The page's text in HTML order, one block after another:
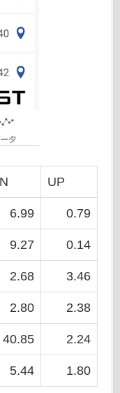
UP
6.99 0.79
9.27 0.14
2.68 3.46
2.80 2.38
40.85 2.24
5.44 1.80